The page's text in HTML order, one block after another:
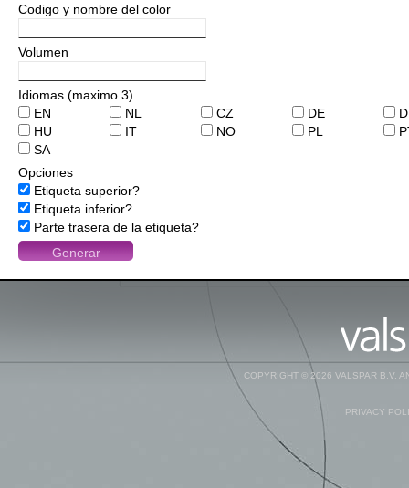
Codigo y nombre del color
Volumen
Idiomas (maximo 3)
EN
NL CZ DE
HU
IT NO PL
SA
Opciones
Etiqueta superior?
Etiqueta inferior?
Parte trasera de la etiqueta?
COPYRIGHT © 2026 VALSPAR B.V.
PRIVACY